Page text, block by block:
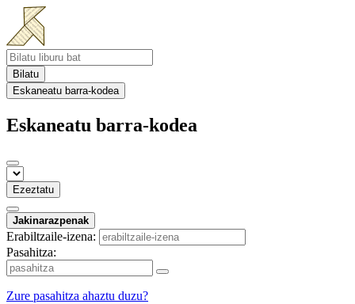
Bilatu
Eskaneatu barra-kodea
Eskaneatu barra-kodea
Ezeztatu
Jakinarazpenak
Erabiltzaile-izena:
Pasahitza:
Zure pasahitza ahaztu duzu?